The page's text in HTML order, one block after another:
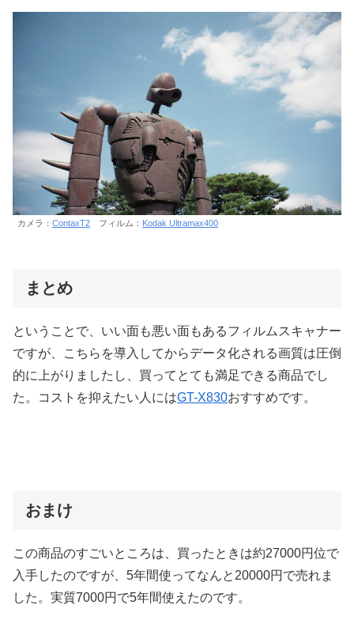
カメラ： ContaxT2 フィルム： Kodak Ultramax400
まとめ
ということで、いい面も悪い面もあるフィルムスキャナー
ですが、こちらを導入してからデータ化される画質は圧倒
的に上がりましたし、買ってとても満足できる商品でし
た。コストを抑えたい人にはGT-X830おすすめです。
おまけ
この商品のすごいところは、買ったときは約27000円位で
入手したのですが、5年間使ってなんと20000円で売れま
した。実質7000円で5年間使えたのです。